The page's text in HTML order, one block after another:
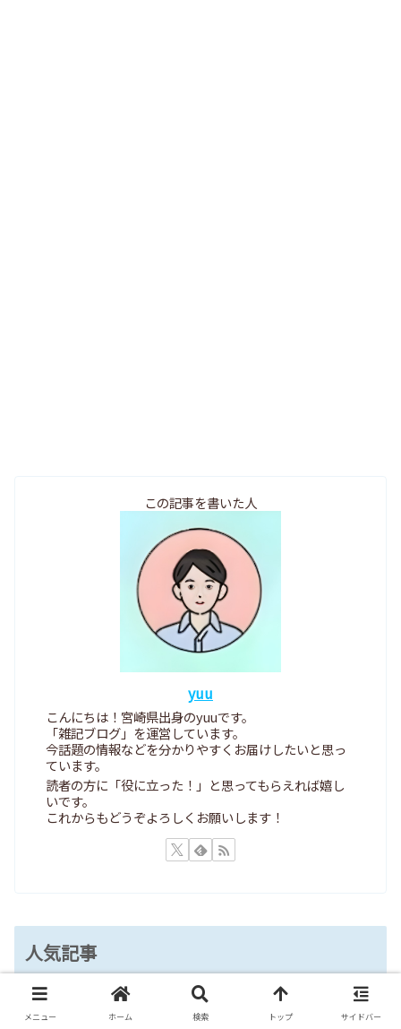
この記事を書いた人
yuu
こんにちは！宮崎県出身のyuuです。
「雑記ブログ」を運営しています。
今話題の情報などを分かりやすくお届けしたいと思っ
ています。
読者の方に「役に立った！」と思ってもらえれば嬉し
いです。
これからもどうぞよろしくお願いします！
人気記事
天野佳代子の夫は天野滋！馴れ初めや
メニュー ホーム 検索 トップ サイドバー